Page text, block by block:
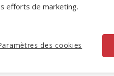
promotions
efforts de marketing.
des cookies